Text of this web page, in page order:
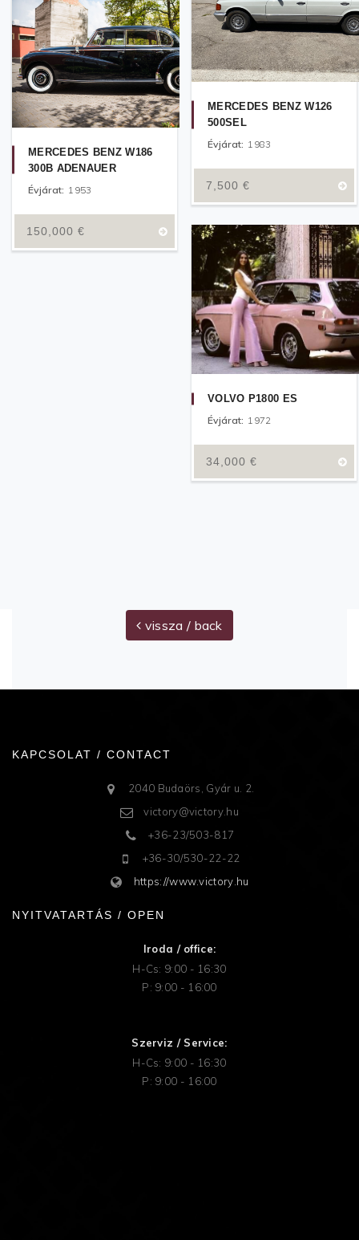
7,500 €
MERCEDES BENZ W126
500SEL
Évjárat: 1983
150,000 €
MERCEDES BENZ W186
300B ADENAUER
Évjárat: 1953
34,000 €
VOLVO P1800 ES
Évjárat: 1972
vissza / back
KAPCSOLAT / CONTACT
2040 Budaörs, Gyár u. 2.
victory@victory.hu
+36-23/503-817
+36-30/530-22-22
https://www.victory.hu
NYITVATARTÁS / OPEN
Iroda / office:
H-Cs: 9:00 - 16:30
P: 9:00 - 16:00
Szerviz / Service:
H-Cs: 9:00 - 16:30
P: 9:00 - 16:00